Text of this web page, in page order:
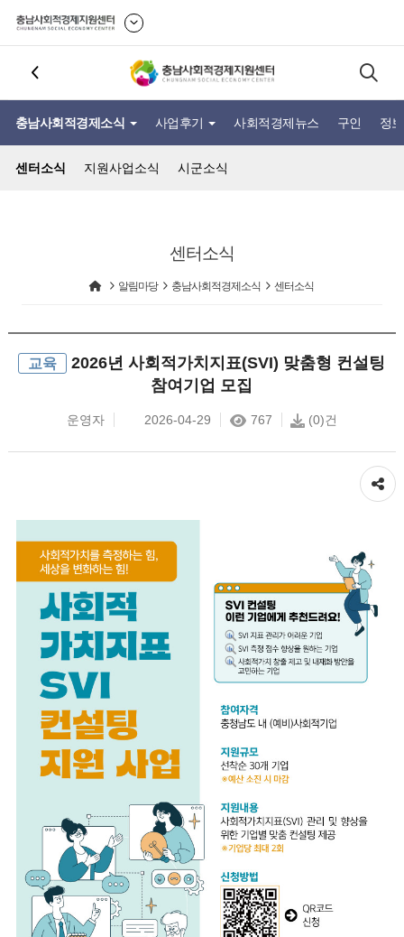
충남사회적경제소식 사업후기 사회적경제뉴스 구인 정
센터소식 지원사업소식 시군소식
센터소식
알림마당 충남사회적경제소식 센터소식
교육
2026년 사회적가치지표(SVI) 맞춤형 컨설팅
참여기업 모집
운영자 2026-04-29 767 (0)건
공유하기